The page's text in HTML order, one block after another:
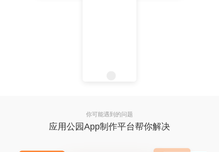
你可能遇到的问题
应用公园App制作平台帮你解决